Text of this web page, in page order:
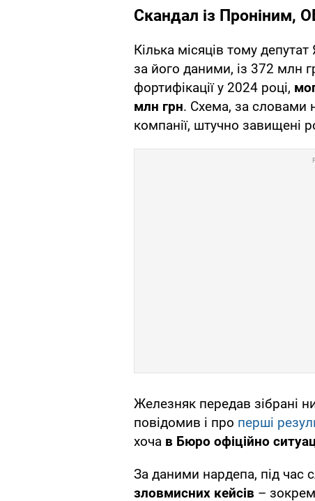
Скандал із Проніним,
Кілька місяців тому
за його даними, із 372 млн
фортифікації у 2024 році,
млн грн. Схема, за словами
компанії, штучно завищені
Железняк передав зібрані
повідомив і про перші
хоча в Бюро офіційно
За даними нардепа, під час
зловмисних кейсів –